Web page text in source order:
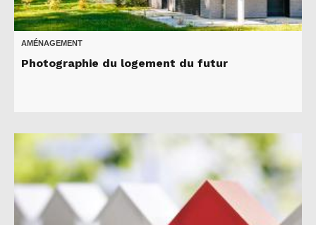
AMÉNAGEMENT
Photographie du logement du futur